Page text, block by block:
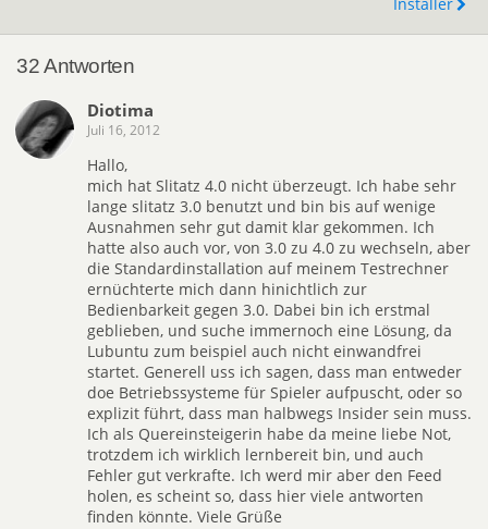
32 Antworten
Diotima
Juli 16, 2012
Hallo,
mich hat Slitatz 4.0 nicht überzeugt. Ich habe sehr
lange slitatz 3.0 benutzt und bin bis auf wenige
Ausnahmen sehr gut damit klar gekommen. Ich
hatte also auch vor, von 3.0 zu 4.0 zu wechseln, aber
die Standardinstallation auf meinem Testrechner
ernüchterte mich dann hinichtlich zur
Bedienbarkeit gegen 3.0. Dabei bin ich erstmal
geblieben, und suche immernoch eine Lösung, da
Lubuntu zum beispiel auch nicht einwandfrei
startet. Generell uss ich sagen, dass man entweder
doe Betriebssysteme für Spieler aufpuscht, oder so
explizit führt, dass man halbwegs Insider sein muss.
Ich als Quereinsteigerin habe da meine liebe Not,
trotzdem ich wirklich lernbereit bin, und auch
Fehler gut verkrafte. Ich werd mir aber den Feed
holen, es scheint so, dass hier viele antworten
finden könnte. Viele Grüße